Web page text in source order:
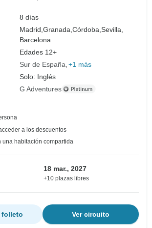
8 días
Madrid,Granada,Córdoba,Sevilla,
Barcelona
Edades 12+
Sur de España +1 más
Solo: Inglés
G Adventures
a los descuentos
una habitación compartida
18 mar., 2027
+10 plazas libres
Ver circuito
folleto